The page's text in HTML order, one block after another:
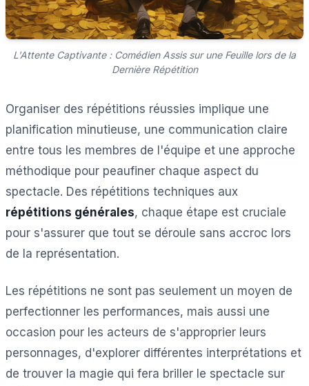
L'Attente Captivante : Comédien Assis sur une Feuille lors de la
Dernière Répétition
Organiser des répétitions réussies implique une
planification minutieuse, une communication claire
entre tous les membres de l'équipe et une approche
méthodique pour peaufiner chaque aspect du
spectacle. Des répétitions techniques aux
répétitions générales, chaque étape est cruciale
pour s'assurer que tout se déroule sans accroc lors
de la représentation.
Les répétitions ne sont pas seulement un moyen de
perfectionner les performances, mais aussi une
occasion pour les acteurs de s'approprier leurs
personnages, d'explorer différentes interprétations et
de trouver la magie qui fera briller le spectacle sur